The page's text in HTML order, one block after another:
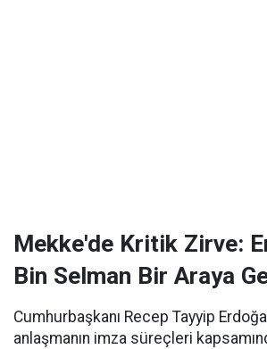
Mekke'de Kritik Zirve:
Bin Selman Bir Araya
Cumhurbaşkanı Recep Tayyip
anlaşmanın imza süreçleri